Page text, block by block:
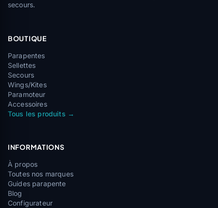
secours.
BOUTIQUE
Parapentes
Sellettes
Secours
Wings/Kites
Paramoteur
Accessoires
Tous les produits →
INFORMATIONS
À propos
Toutes nos marques
Guides parapente
Blog
Configurateur